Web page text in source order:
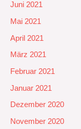
Juni 2021
Mai 2021
April 2021
März 2021
Februar 2021
Januar 2021
Dezember 2020
November 2020